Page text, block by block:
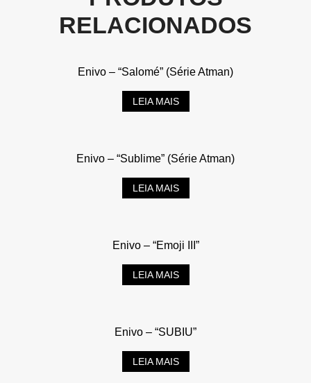
RELACIONADOS
Enivo – “Salomé” (Série Atman)
LEIA MAIS
Enivo – “Sublime” (Série Atman)
LEIA MAIS
Enivo – “Emoji III”
LEIA MAIS
Enivo – “SUBIU”
LEIA MAIS